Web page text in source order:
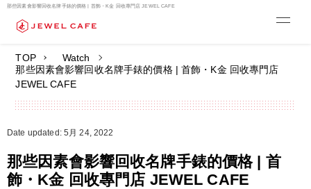
那些因素會影響回收名牌手錶的價格 | 首飾・K金 回收專門店 JEWEL CAFE
TOP
Watch
那些因素會影響回收名牌手錶的價格 | 首飾・K金 回收專門店
JEWEL CAFE
Date updated: 5月 24, 2022
那些因素會影響回收名牌手錶的價格 | 首
飾・K金 回收專門店 JEWEL CAFE